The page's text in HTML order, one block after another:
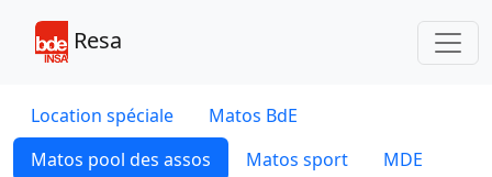
Resa
Location spéciale
Matos BdE
Matos pool des assos
Matos sport
MDE